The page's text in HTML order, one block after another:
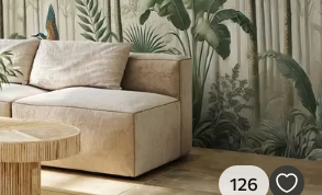
126